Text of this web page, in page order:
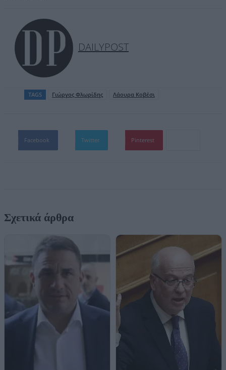
DAILYPOST
TAGS Γιώργος Φλωρίδης Λάουρα Κοβέσι
Facebook Twitter Pinterest
Σχετικά άρθρα